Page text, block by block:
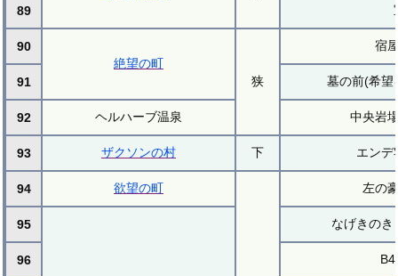
89
90
絶望の町
狭
宿
91 墓の前(希望
92 ヘルハーブ温泉 中央岩
93 ザクソンの村 下 エンデ
94 欲望の町 左の
95 なげきのき
96